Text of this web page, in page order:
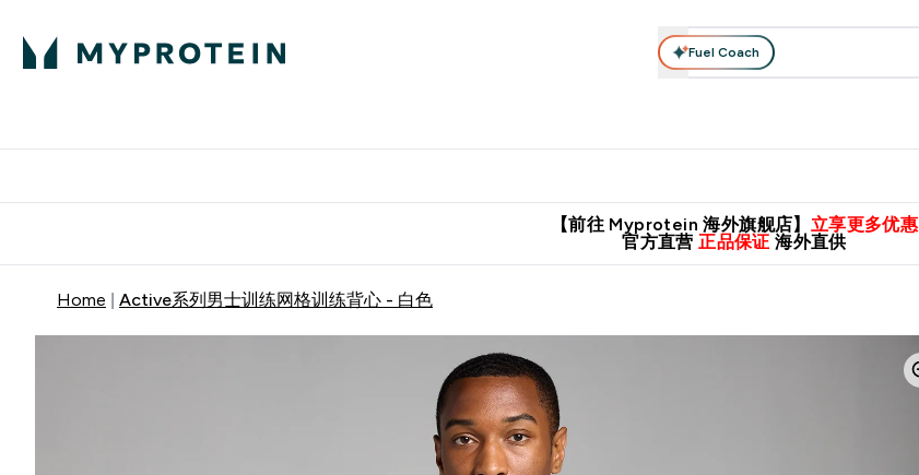
Fuel Coach
【前往 Myprotein 海外旗舰店】 立享更多优惠
官方直营 正品保证 海外直供
Home Active系列男士训练网格训练背心 - 白色